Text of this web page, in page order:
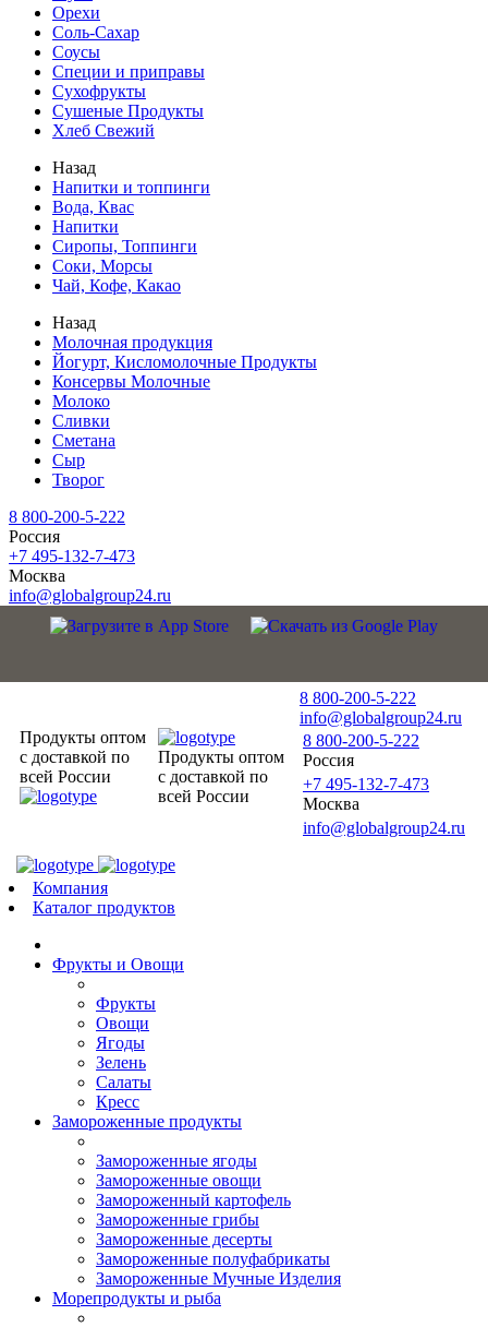
Орехи
Соль-Сахар
Соусы
Специи и приправы
Сухофрукты
Сушеные Продукты
Хлеб Свежий
Назад
Напитки и топпинги
Вода, Квас
Напитки
Сиропы, Топпинги
Соки, Морсы
Чай, Кофе, Какао
Назад
Молочная продукция
Йогурт, Кисломолочные Продукты
Консервы Молочные
Молоко
Сливки
Сметана
Сыр
Творог
8 800-200-5-222
Россия
+7 495-132-7-473
Москва
info@globalgroup24.ru
Продукты оптом
с доставкой по
всей России
Продукты оптом
с доставкой по
всей России
8 800-200-5-222
info@globalgroup24.ru
8 800-200-5-222
Россия
+7 495-132-7-473
Москва
info@globalgroup24.ru
Компания
Каталог продуктов
Фрукты и Овощи
Фрукты
Овощи
Ягоды
Зелень
Салаты
Кресс
Замороженные продукты
Замороженные ягоды
Замороженные овощи
Замороженный картофель
Замороженные грибы
Замороженные десерты
Замороженные полуфабрикаты
Замороженные Мучные Изделия
Морепродукты и рыба